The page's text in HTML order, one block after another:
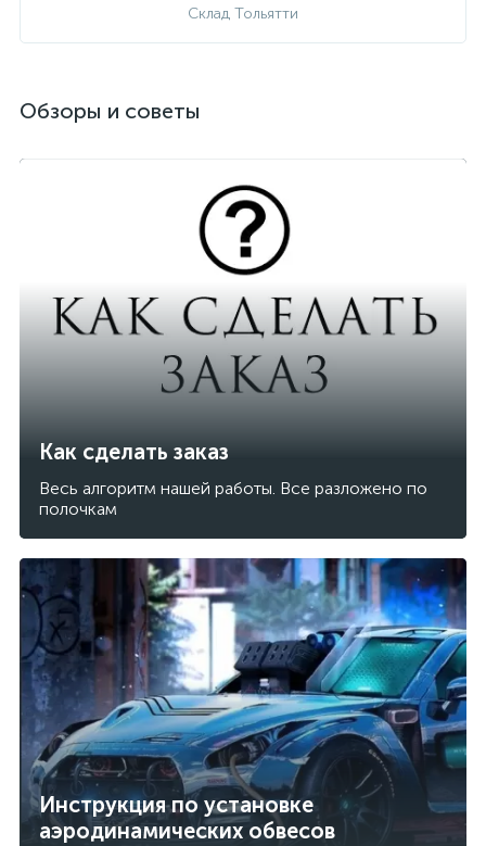
Склад Тольятти
Обзоры и советы
Как сделать заказ
Весь алгоритм нашей работы. Все разложено по
полочкам
Инструкция по установке
аэродинамических обвесов